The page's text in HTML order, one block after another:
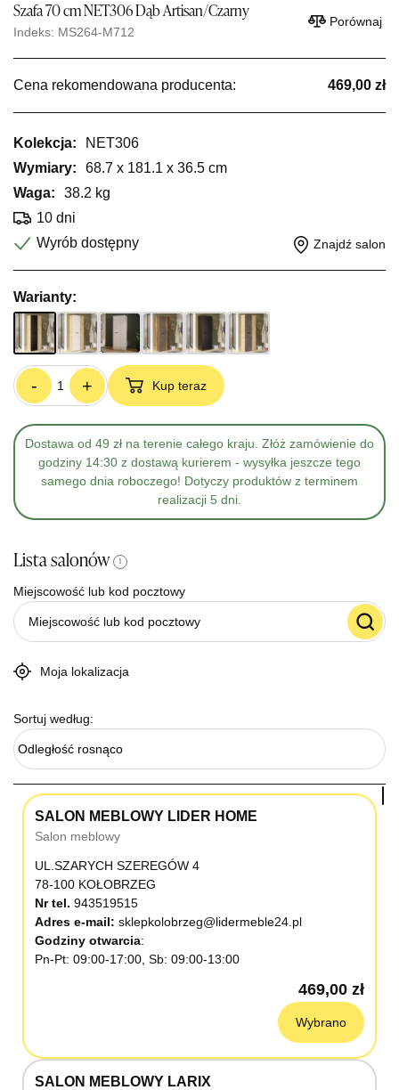
Szafa 70 cm NET306 Dąb Artisan/Czarny
Indeks: MS264-M712
Porównaj
Cena rekomendowana producenta: 469,00 zł
Kolekcja:
NET306
Wymiary:
68.7 x 181.1 x 36.5 cm
Waga:
38.2 kg
10 dni
Wyrób dostępny
Znajdź salon
Warianty:
- + Kup teraz
Dostawa od 49 zł na terenie całego kraju. Złóż zamówienie do
godziny 14:30 z dostawą kurierem - wysyłka jeszcze tego
samego dnia roboczego! Dotyczy produktów z terminem
realizacji 5 dni.
Lista salonów i
Miejscowość lub kod pocztowy
Moja lokalizacja
Sortuj według:
Odległość rosnąco
SALON MEBLOWY LIDER HOME
Salon meblowy
UL.SZARYCH SZEREGÓW 4
78-100 KOŁOBRZEG
Nr tel. 943519515
Adres e-mail: sklepkolobrzeg@lidermeble24.pl
Godziny otwarcia
Pn-Pt: 09:00-17:00, Sb: 09:00-13:00
469,00 zł
Wybrano
SALON MEBLOWY LARIX